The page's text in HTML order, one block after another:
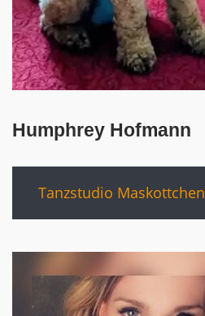
Humphrey Hofmann
Tanzstudio Maskottchen